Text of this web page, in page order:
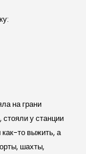
на грани
стояли у станции
как-то выжить, а
шахты,